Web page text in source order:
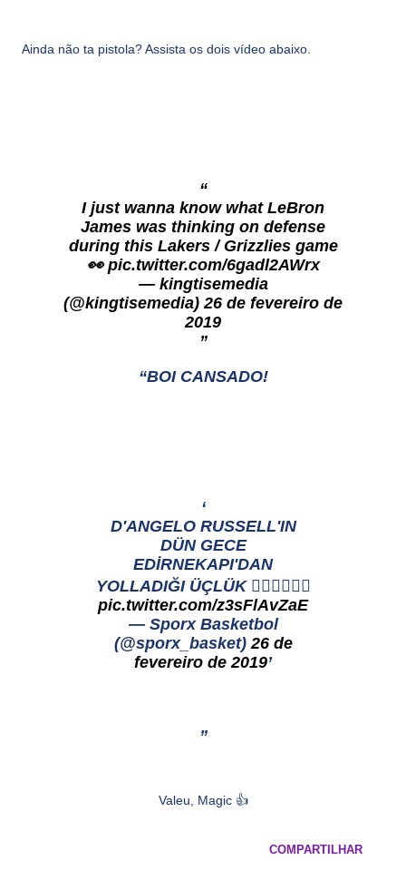
Ainda não ta pistola? Assista os dois vídeo abaixo.
I just wanna know what LeBron
James was thinking on defense
during this Lakers / Grizzlies game
👀 pic.twitter.com/6gadl2AWrx
— kingtisemedia
(@kingtisemedia) 26 de fevereiro de
2019
BOI CANSADO!
D'ANGELO RUSSELL'IN
DÜN GECE
EDİRNEKAPI'DAN
YOLLADIĞI ÜÇLÜK 👌🏾👌🏾👌🏾
pic.twitter.com/z3sFlAvZaE
— Sporx Basketbol
(@sporx_basket) 26 de
fevereiro de 2019
Valeu, Magic 👍
COMPARTILHAR